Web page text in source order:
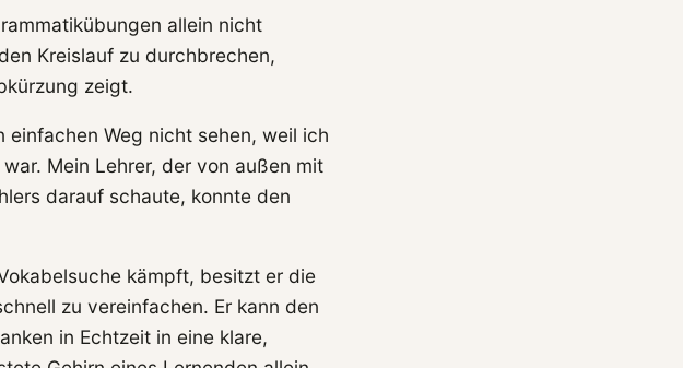
allein nicht
Kreislauf zu durchbrechen,
zeigt.
Weg nicht sehen, weil ich
Mein Lehrer, der von außen mit
darauf schaute, konnte den
kämpft, besitzt er die
zu vereinfachen. Er kann den
in Echtzeit in eine klare,